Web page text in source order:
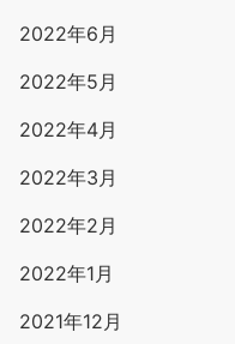
2022年6月
2022年5月
2022年4月
2022年3月
2022年2月
2022年1月
2021年12月